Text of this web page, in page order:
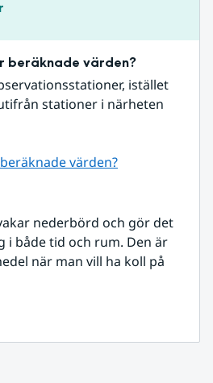
beräknade värden?
istället
stationer i närheten
värden?
nederbörd och gör det
i både tid och rum. Den är
när man vill ha koll på